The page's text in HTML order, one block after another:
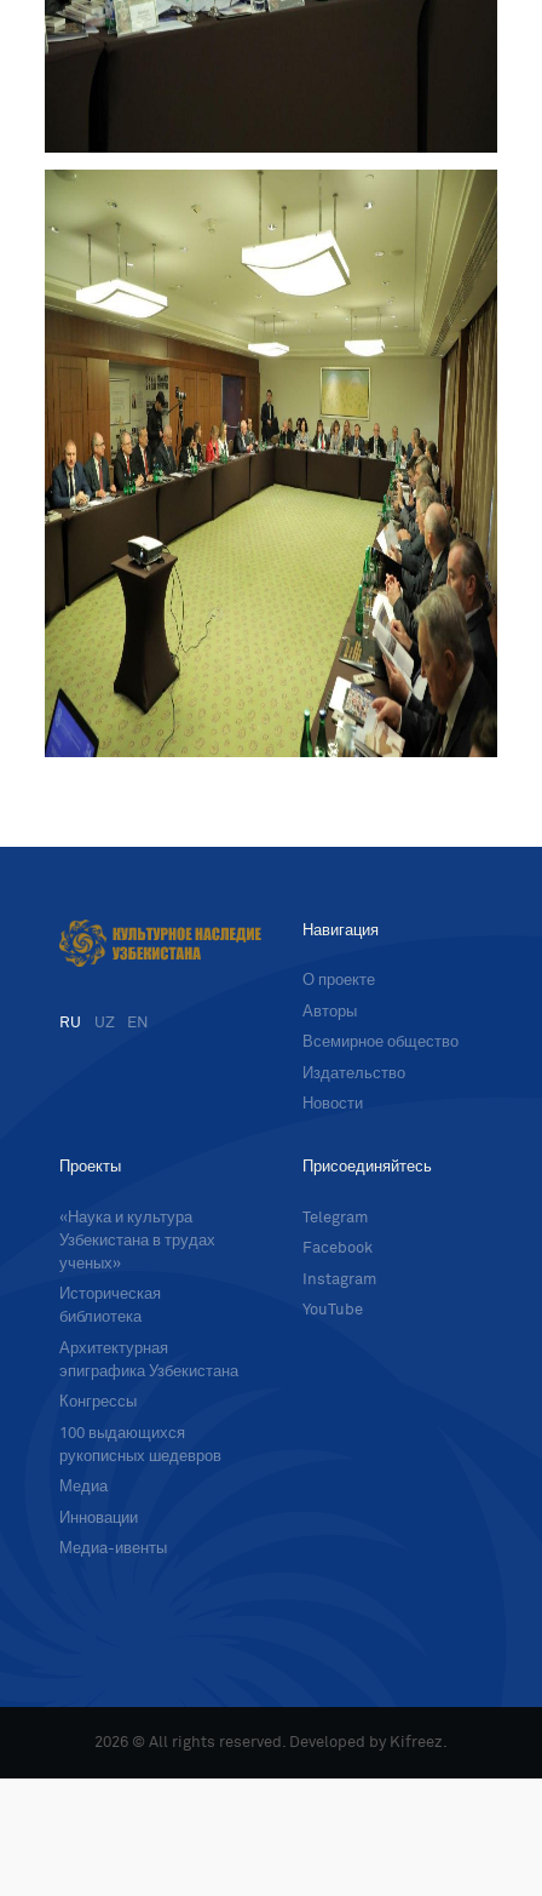
RU UZ EN
Навигация
О проекте
Авторы
Всемирное общество
Издательство
Новости
Проекты
«Наука и культура
Узбекистана в трудах
ученых»
Историческая
библиотека
Архитектурная
эпиграфика Узбекистана
Конгрессы
100 выдающихся
рукописных шедевров
Медиа
Инновации
Медиа-ивенты
Присоединяйтесь
Telegram
Facebook
Instagram
YouTube
2026 © All rights reserved. Developed by Kifreez.